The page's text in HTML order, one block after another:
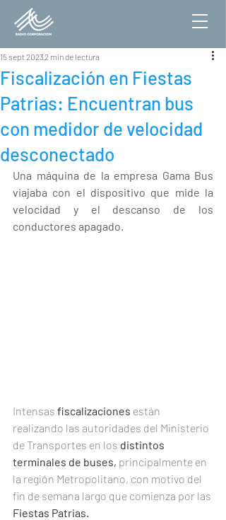
Fiscalización en Fiestas
Patrias: Encuentran bus
con medidor de velocidad
desconectado
15 sept 20232 min de lectura
Una máquina de la empresa Gama Bus
viajaba con el dispositivo que mide la
velocidad y el descanso de los
conductores apagado.
Intensas fiscalizaciones están
realizando las autoridades del Ministerio
de Transportes en los distintos
terminales de buses, principalmente en
la región Metropolitano, con motivo del
fin de semana largo que comienza por las
Fiestas Patrias.